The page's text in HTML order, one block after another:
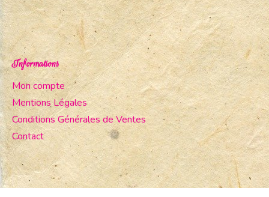
Informations
Mon compte
Mentions Légales
Conditions Générales de Ventes
Contact